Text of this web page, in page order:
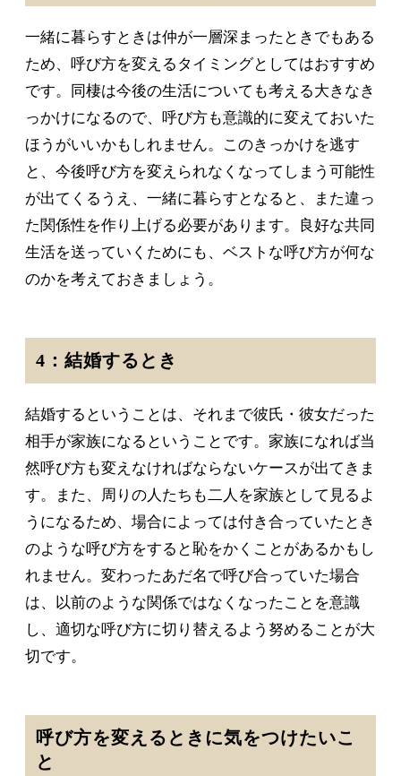
一緒に暮らすときは仲が一層深まったときでもある
ため、呼び方を変えるタイミングとしてはおすすめ
です。同棲は今後の生活についても考える大きなき
っかけになるので、呼び方も意識的に変えておいた
ほうがいいかもしれません。このきっかけを逃す
と、今後呼び方を変えられなくなってしまう可能性
が出てくるうえ、一緒に暮らすとなると、また違っ
た関係性を作り上げる必要があります。良好な共同
生活を送っていくためにも、ベストな呼び方が何な
のかを考えておきましょう。
4：結婚するとき
結婚するということは、それまで彼氏・彼女だった
相手が家族になるということです。家族になれば当
然呼び方も変えなければならないケースが出てきま
す。また、周りの人たちも二人を家族として見るよ
うになるため、場合によっては付き合っていたとき
のような呼び方をすると恥をかくことがあるかもし
れません。変わったあだ名で呼び合っていた場合
は、以前のような関係ではなくなったことを意識
し、適切な呼び方に切り替えるよう努めることが大
切です。
呼び方を変えるときに気をつけたいこ
と